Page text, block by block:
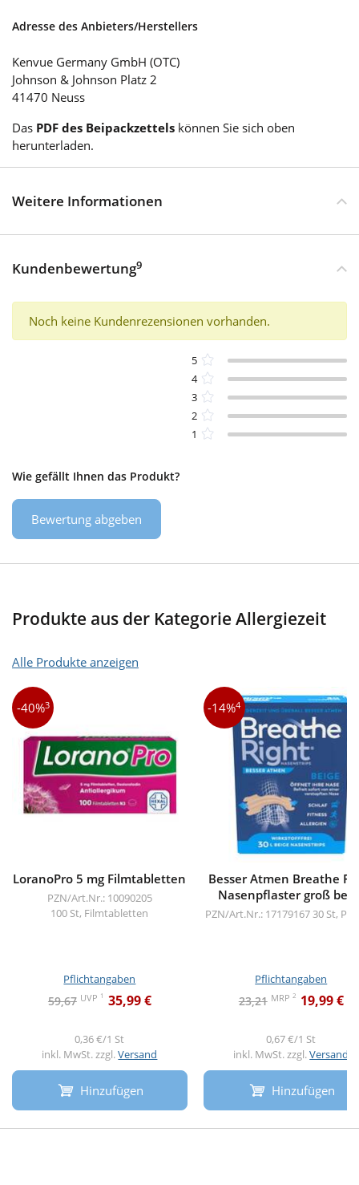
Adresse des Anbieters/Herstellers
Kenvue Germany GmbH (OTC)
Johnson & Johnson Platz 2
41470 Neuss
Das PDF des Beipackzettels können Sie sich oben
herunterladen.
Weitere Informationen
Kundenbewertung9
Noch keine Kundenrezensionen vorhanden.
5
4
3
2
1
Wie gefällt Ihnen das Produkt?
Bewertung abgeben
Produkte aus der Kategorie Allergiezeit
Alle Produkte anzeigen
-40%3
LoranoPro 5 mg Filmtabletten
PZN/Art.Nr.: 10090205
100 St, Filmtabletten
Pflichtangaben
59,67 UVP 1 35,99 €
0,36 €/1 St
inkl. MwSt. zzgl.Versand
Hinzufügen
-14%4
Besser Atmen Breathe
Nasenpflaster groß
PZN/Art.Nr.: 17179167 30 St,
Pflichtangaben
23,21 MRP 2 19,99 €
0,67 €/1 St
inkl. MwSt. zzgl.Versand
Hinzufügen